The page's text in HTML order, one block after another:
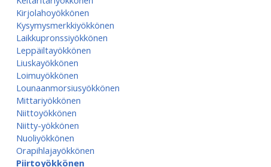
Kirjolahoyökkönen
Kysymysmerkkiyökkönen
Laikkupronssiyökkönen
Leppäiltayökkönen
Liuskayökkönen
Loimuyökkönen
Lounaanmorsiusyökkönen
Mittariyökkönen
Niittoyökkönen
Niitty-yökkönen
Nuoliyökkönen
Orapihlajayökkönen
Piirtoyökkönen